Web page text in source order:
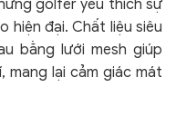
golfer yêu thích sự
hiện đại. Chất liệu siêu
bằng lưới mesh giúp
lại cảm giác mát